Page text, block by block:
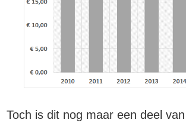
Toch is dit nog maar een deel